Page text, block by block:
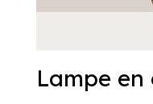
Lampe